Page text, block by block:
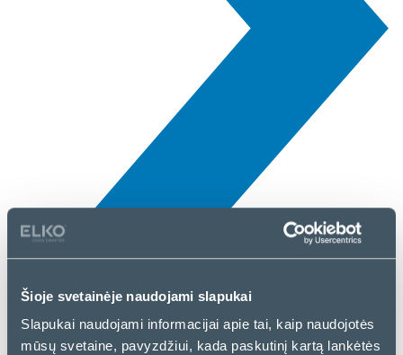
Šioje svetainėje naudojami slapukai
Slapukai naudojami informacijai apie tai, kaip naudojotės
mūsų svetaine, pavyzdžiui, kada paskutinį kartą lankėtės
5 Bal, 2025